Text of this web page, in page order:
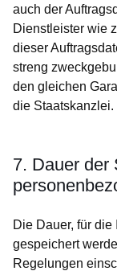
auch der
Dienstleister wie
dieser
streng
den gleichen
die Staatskanzlei.
7. Dauer der
Die Dauer, für
gespeichert
Regelungen